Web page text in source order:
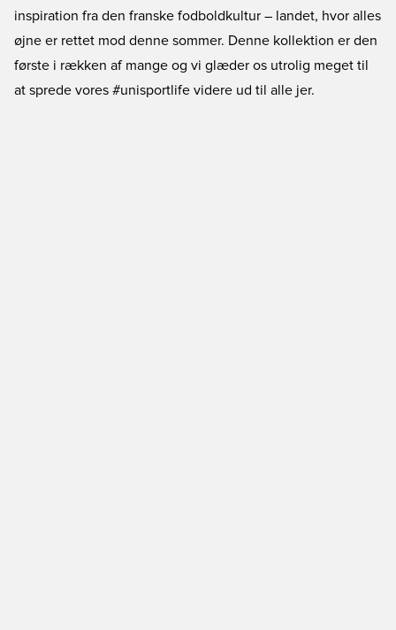
inspiration fra den franske fodboldkultur – landet, hvor alles
øjne er rettet mod denne sommer. Denne kollektion er den
første i rækken af mange og vi glæder os utrolig meget til
at sprede vores #unisportlife videre ud til alle jer.